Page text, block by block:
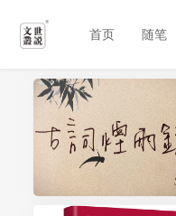
首页 随笔